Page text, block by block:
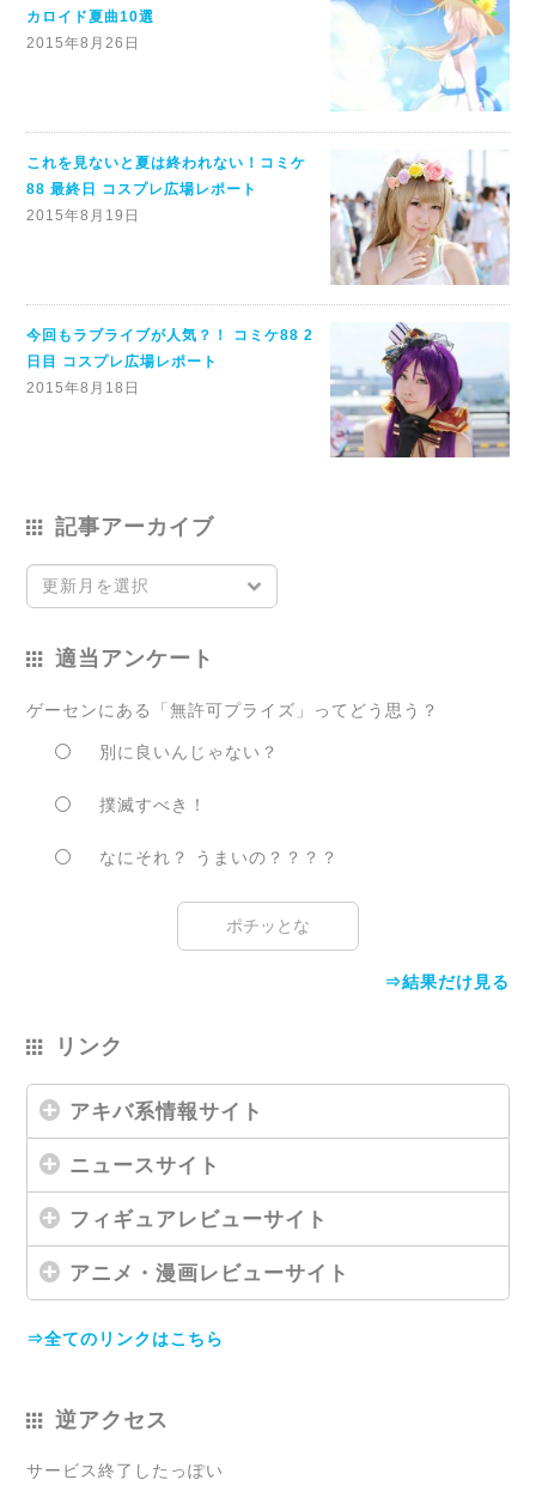
カロイド夏曲10選
2015年8月26日
これを見ないと夏は終われない！コミケ
88 最終日 コスプレ広場レポート
2015年8月19日
今回もラブライブが人気？！ コミケ88 2
日目 コスプレ広場レポート
2015年8月18日
記事アーカイブ
更新月を選択
適当アンケート
ゲーセンにある「無許可プライズ」ってどう思う？
別に良いんじゃない？
撲滅すべき！
なにそれ？ うまいの？？？？
⇒結果だけ見る
リンク
アキバ系情報サイト
ニュースサイト
フィギュアレビューサイト
アニメ・漫画レビューサイト
⇒全てのリンクはこちら
逆アクセス
サービス終了したっぽい